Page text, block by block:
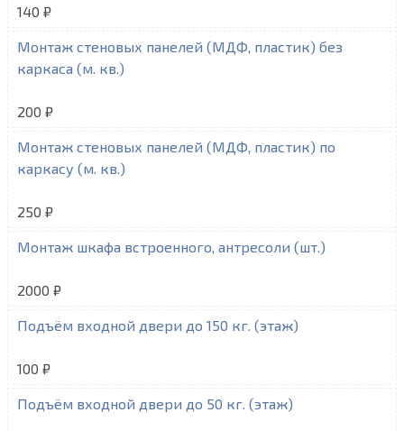
140 ₽
Монтаж стеновых панелей (МДФ, пластик) без
каркаса (м. кв.)
200 ₽
Монтаж стеновых панелей (МДФ, пластик) по
каркасу (м. кв.)
250 ₽
Монтаж шкафа встроенного, антресоли (шт.)
2000 ₽
Подъём входной двери до 150 кг. (этаж)
100 ₽
Подъём входной двери до 50 кг. (этаж)